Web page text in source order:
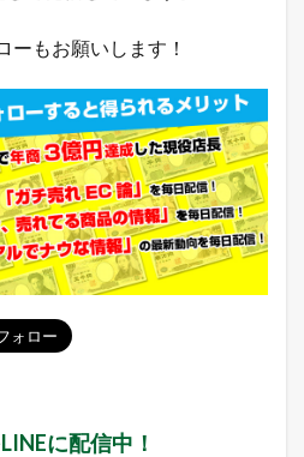
ーもお願いします！
に配信中！